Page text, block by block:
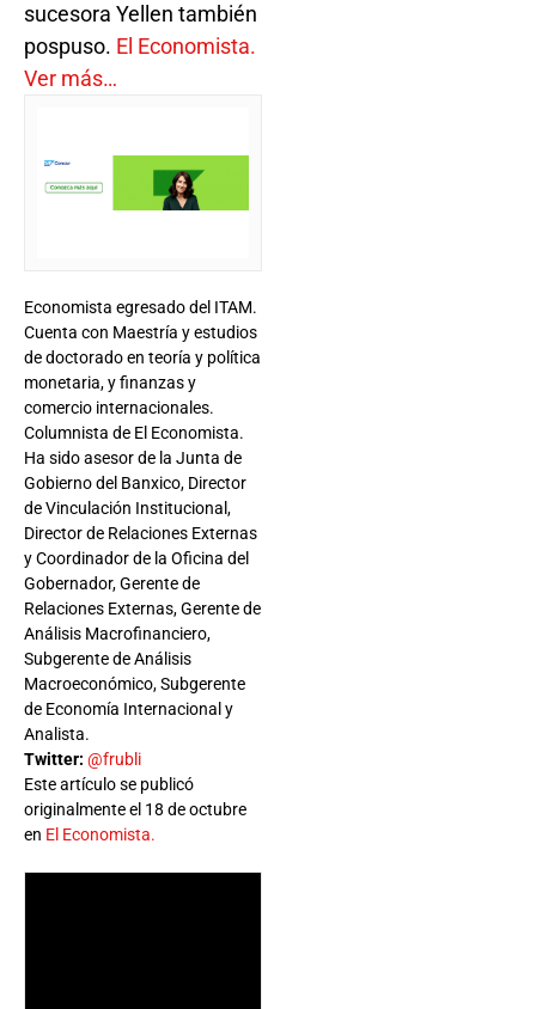
sucesora Yellen también
pospuso. El Economista.
Ver más…
Economista egresado del ITAM.
Cuenta con Maestría y estudios
de doctorado en teoría y política
monetaria, y finanzas y
comercio internacionales.
Columnista de El Economista.
Ha sido asesor de la Junta de
Gobierno del Banxico, Director
de Vinculación Institucional,
Director de Relaciones Externas
y Coordinador de la Oficina del
Gobernador, Gerente de
Relaciones Externas, Gerente de
Análisis Macrofinanciero,
Subgerente de Análisis
Macroeconómico, Subgerente
de Economía Internacional y
Analista.
Twitter: @frubli
Este artículo se publicó
originalmente el 18 de octubre
en El Economista.